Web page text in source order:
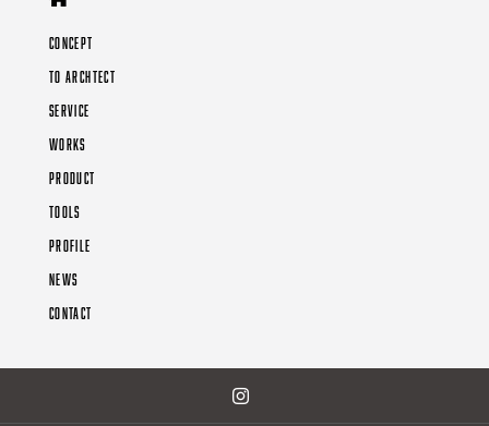
CONCEPT
TO ARCHTECT
SERVICE
WORKS
PRODUCT
TOOLS
PROFILE
NEWS
CONTACT